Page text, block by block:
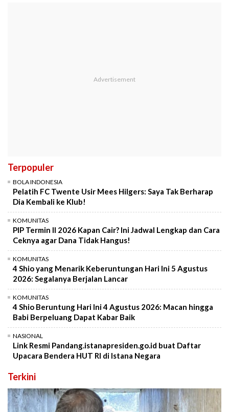
Terpopuler
BOLA INDONESIA
Pelatih FC Twente Usir Mees Hilgers: Saya Tak Berharap
Dia Kembali ke Klub!
KOMUNITAS
PIP Termin II 2026 Kapan Cair? Ini Jadwal Lengkap dan Cara
Ceknya agar Dana Tidak Hangus!
KOMUNITAS
4 Shio yang Menarik Keberuntungan Hari Ini 5 Agustus
2026: Segalanya Berjalan Lancar
KOMUNITAS
4 Shio Beruntung Hari Ini 4 Agustus 2026: Macan hingga
Babi Berpeluang Dapat Kabar Baik
NASIONAL
Link Resmi Pandang.istanapresiden.go.id buat Daftar
Upacara Bendera HUT RI di Istana Negara
Terkini